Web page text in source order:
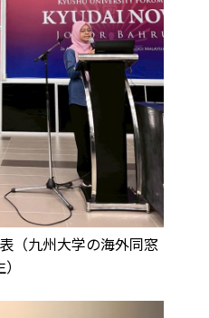
（九州大学の海外同窓